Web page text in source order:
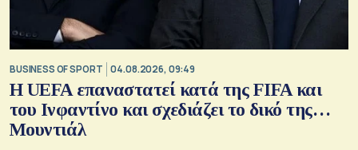
BUSINESS OF SPORT 04.08.2026, 09:49
Η UEFA επαναστατεί κατά της FIFA και
του Ινφαντίνο και σχεδιάζει το δικό της…
Μουντιάλ